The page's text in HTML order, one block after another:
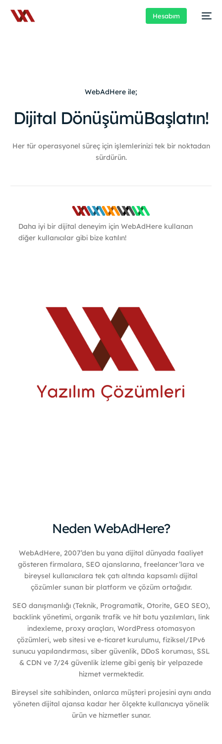
Hesabım
WebAdHere ile;
Dijital DönüşümüBaşlatın!
Her tür operasyonel süreç için işlemlerinizi tek bir noktadan
sürdürün.
Daha iyi bir dijital deneyim için WebAdHere kullanan
diğer kullanıcılar gibi bize katılın!
Neden WebAdHere?
WebAdHere, 2007’den bu yana dijital dünyada faaliyet
gösteren firmalara, SEO ajanslarına, freelancer’lara ve
bireysel kullanıcılara tek çatı altında kapsamlı dijital
çözümler sunan bir platform ve çözüm ortağıdır.
SEO danışmanlığı (Teknik, Programatik, Otorite, GEO SEO),
backlink yönetimi, organik trafik ve hit botu yazılımları, link
indexleme, proxy araçları, WordPress otomasyon
çözümleri, web sitesi ve e-ticaret kurulumu, fiziksel/IPv6
sunucu yapılandırması, siber güvenlik, DDoS koruması, SSL
& CDN ve 7/24 güvenlik izleme gibi geniş bir yelpazede
hizmet vermektedir.
Bireysel site sahibinden, onlarca müşteri projesini aynı anda
yöneten dijital ajansa kadar her ölçekte kullanıcıya yönelik
ürün ve hizmetler sunar.